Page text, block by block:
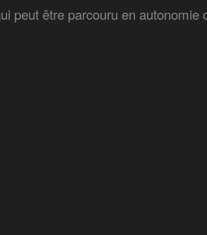
peut être parcouru en autonomie